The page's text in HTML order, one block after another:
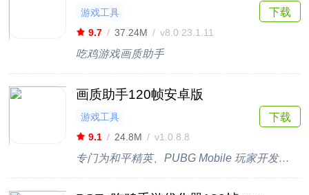
游戏工具
9.7 / 37.24M / v8.0 23.1.11
吃鸡游戏画质助手
下载
画质助手120帧安卓版
游戏工具
9.1 / 24.8M / v1.0.8.8
专门为和平精英、PUBG Mobile 玩家开发的画质助手！
下载